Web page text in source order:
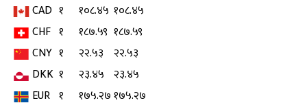
CAD १ १०८.४५ १०८.४५
CHF १ १८७.५९ १८७.५९
CNY १ २२.५३
२२.५३
DKK १ २३.४५ २३.४५
EUR १ १७५.२७१७५.२७